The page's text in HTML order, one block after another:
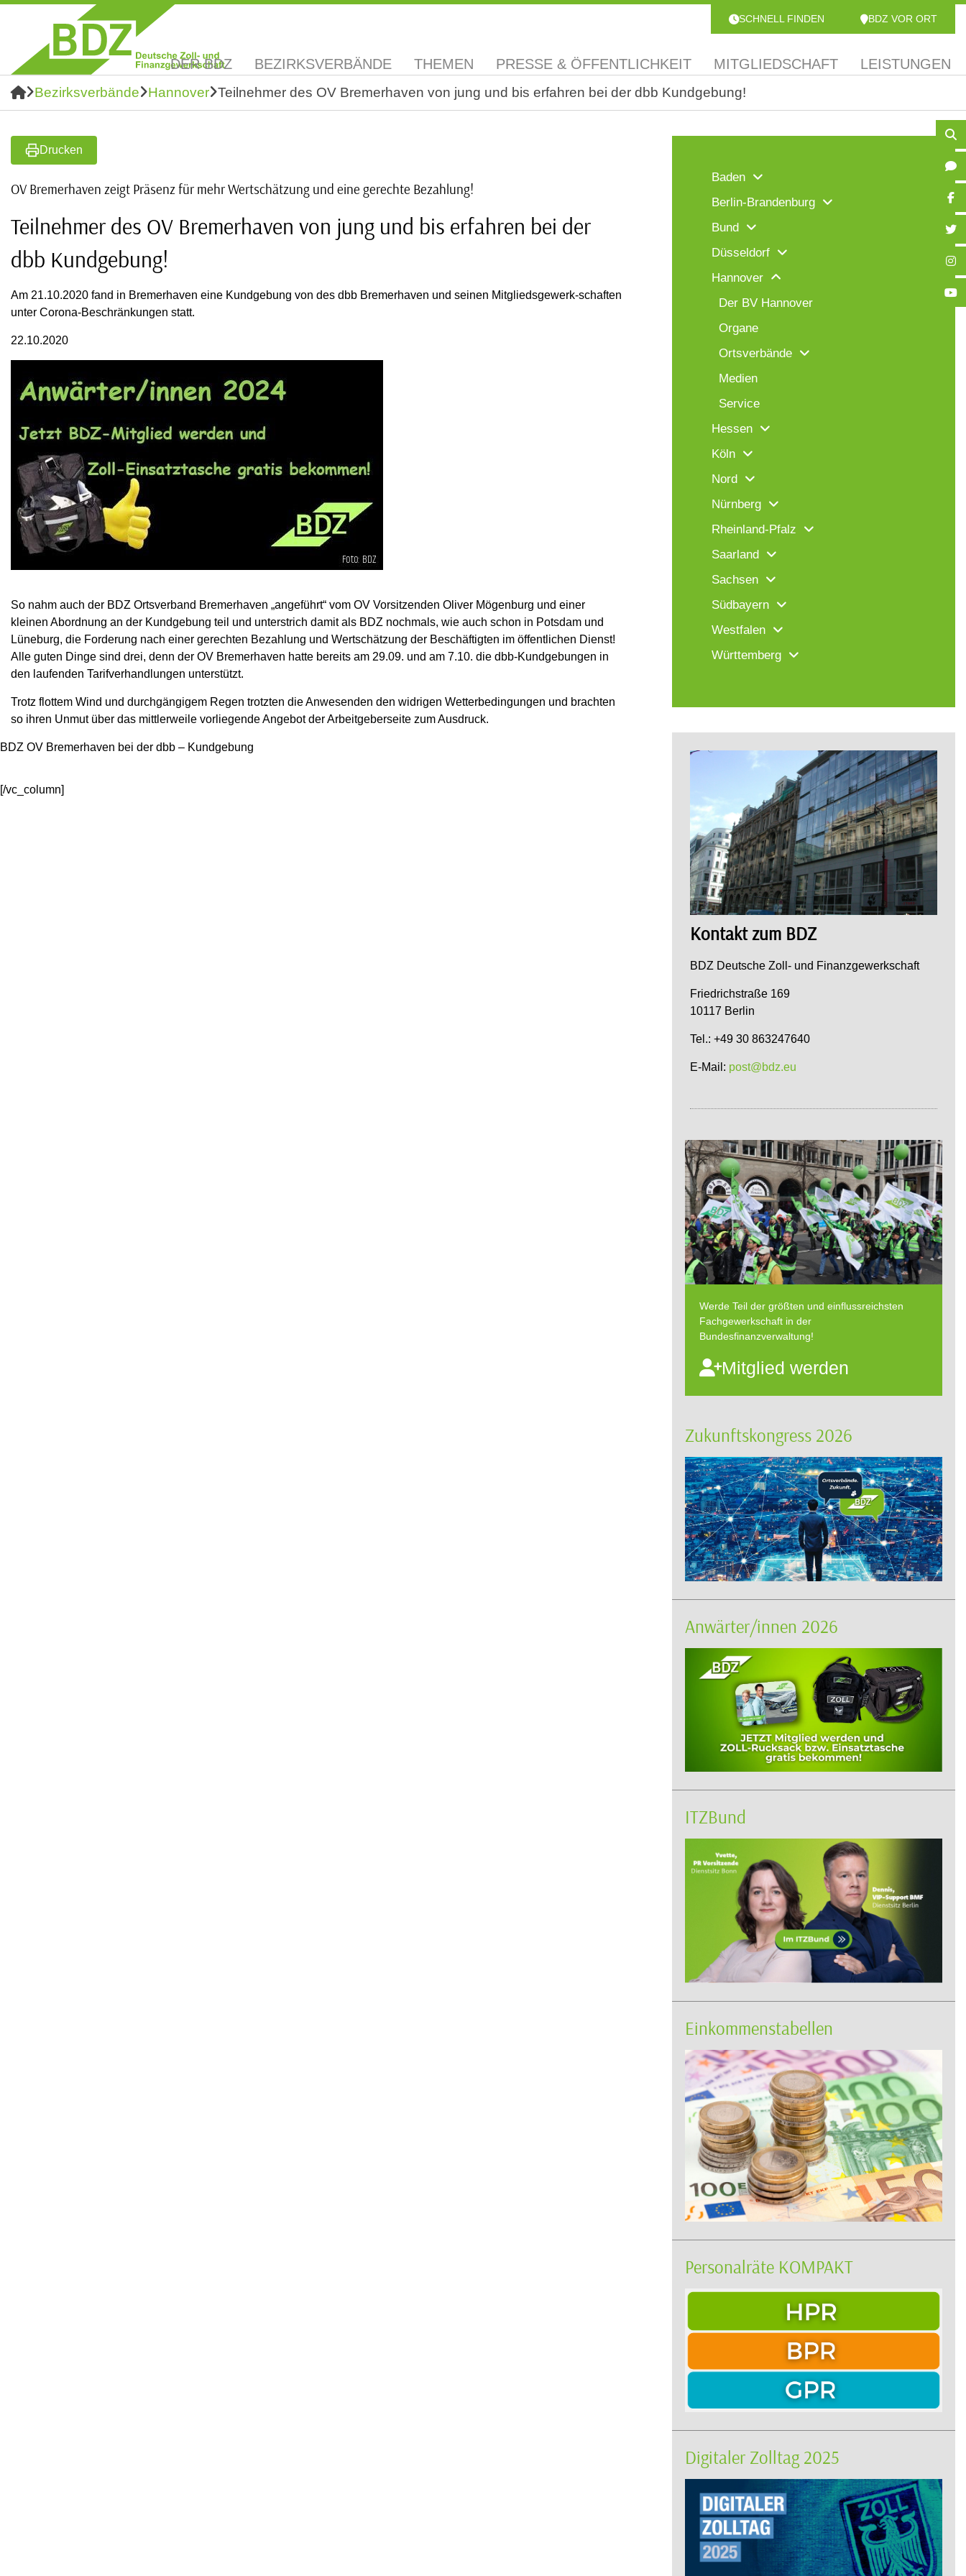
SCHNELL FINDEN BDZ VOR ORT
DER BDZ BEZIRKSVERBÄNDE THEMEN PRESSE & ÖFFENTLICHKEIT MITGLIEDSCHAFT LEISTUNGEN
Bezirksverbände Hannover Teilnehmer des OV Bremerhaven von jung und bis erfahren bei der dbb Kundgebung!
Drucken
OV Bremerhaven zeigt Präsenz für mehr Wertschätzung und eine gerechte Bezahlung!
Teilnehmer des OV Bremerhaven von jung und bis erfahren bei der
dbb Kundgebung!
Am 21.10.2020 fand in Bremerhaven eine Kundgebung von des dbb Bremerhaven und seinen Mitgliedsgewerk-schaften
unter Corona-Beschränkungen statt.
22.10.2020
So nahm auch der BDZ Ortsverband Bremerhaven „angeführt“ vom OV Vorsitzenden Oliver Mögenburg und einer
kleinen Abordnung an der Kundgebung teil und unterstrich damit als BDZ nochmals, wie auch schon in Potsdam und
Lüneburg, die Forderung nach einer gerechten Bezahlung und Wertschätzung der Beschäftigten im öffentlichen Dienst!
Alle guten Dinge sind drei, denn der OV Bremerhaven hatte bereits am 29.09. und am 7.10. die dbb-Kundgebungen in
den laufenden Tarifverhandlungen unterstützt.
Trotz flottem Wind und durchgängigem Regen trotzten die Anwesenden den widrigen Wetterbedingungen und brachten
so ihren Unmut über das mittlerweile vorliegende Angebot der Arbeitgeberseite zum Ausdruck.
BDZ OV Bremerhaven bei der dbb – Kundgebung
[/vc_column]
Baden
Berlin-Brandenburg
Bund
Düsseldorf
Hannover
Der BV Hannover
Organe
Ortsverbände
Medien
Service
Hessen
Köln
Nord
Nürnberg
Rheinland-Pfalz
Saarland
Sachsen
Südbayern
Westfalen
Württemberg
Kontakt zum BDZ
BDZ Deutsche Zoll- und Finanzgewerkschaft
Friedrichstraße 169
10117 Berlin
Tel.: +49 30 863247640
E-Mail: post@bdz.eu
Werde Teil der größten und einflussreichsten
Fachgewerkschaft in der
Bundesfinanzverwaltung!
Mitglied werden
Zukunftskongress 2026
Anwärter/innen 2026
ITZBund
Einkommenstabellen
Personalräte KOMPAKT
Digitaler Zolltag 2025